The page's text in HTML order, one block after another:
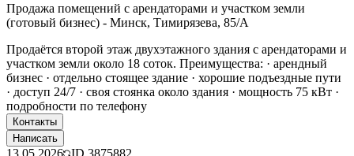
Продажа помещений с арендаторами и участком земли
(готовый бизнес) - Минск, Тимирязева, 85/А
Продаётся второй этаж двухэтажного здания с арендаторами и
участком земли около 18 соток. Преимущества: · арендный
бизнес · отдельно стоящее здание · хорошие подъездные пути
· доступ 24/7 · своя стоянка около здания · мощность 75 кВт ·
подробности по телефону
Контакты
Написать
13.05.2026 ID 3875882